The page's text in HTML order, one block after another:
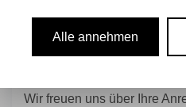
Die neue Ausgabe unseres
UNTERNEHMER" steht für
Wir freuen uns über Ihre
Alle annehmen